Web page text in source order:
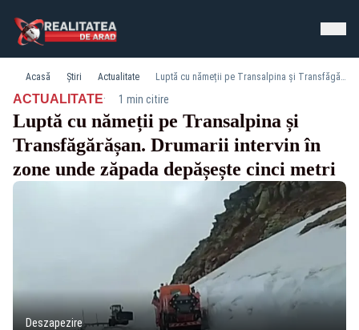
Acasă Știri Actualitate Luptă cu nămeții pe Transalpina și Transfăgărășan. Drumarii intervin în zone unde zăpada depășește cinci metri
ACTUALITATE· 1 min citire
Luptă cu nămeții pe Transalpina și
Transfăgărășan. Drumarii intervin în
zone unde zăpada depășește cinci metri
Deszapezire